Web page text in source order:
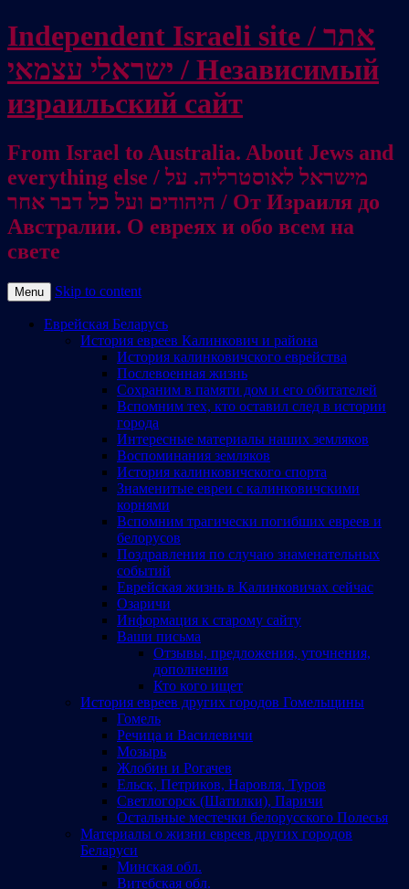
Independent Israeli site / אתר
ישראלי עצמאי / Независимый
израильский сайт
From Israel to Australia. About Jews and
everything else / מישראל לאוסטרליה. על
היהודים ועל כל דבר אחר / От Израиля до
Австралии. О евреях и обо всем на
свете
Menu Skip to content
Еврейская Беларусь
История евреев Калинкович и района
История калинковичского еврейства
Послевоенная жизнь
Сохраним в памяти дом и его обитателей
Вспомним тех, кто оставил след в истории
города
Интересные материалы наших земляков
Воспоминания земляков
История калинковичского спорта
Знаменитые евреи с калинковичскими
корнями
Вспомним трагически погибших евреев и
белорусов
Поздравления по случаю знаменательных
событий
Еврейская жизнь в Калинковичах сейчас
Озаричи
Информация к старому сайту
Ваши письма
Отзывы, предложения, уточнения,
дополнения
Кто кого ищет
История евреев других городов Гомельщины
Гомель
Речица и Василевичи
Мозырь
Жлобин и Рогачев
Ельск, Петриков, Наровля, Туров
Светлогорск (Шатилки), Паричи
Остальные местечки белорусского Полесья
Материалы о жизни евреев других городов
Беларуси
Минская обл.
Витебская обл.